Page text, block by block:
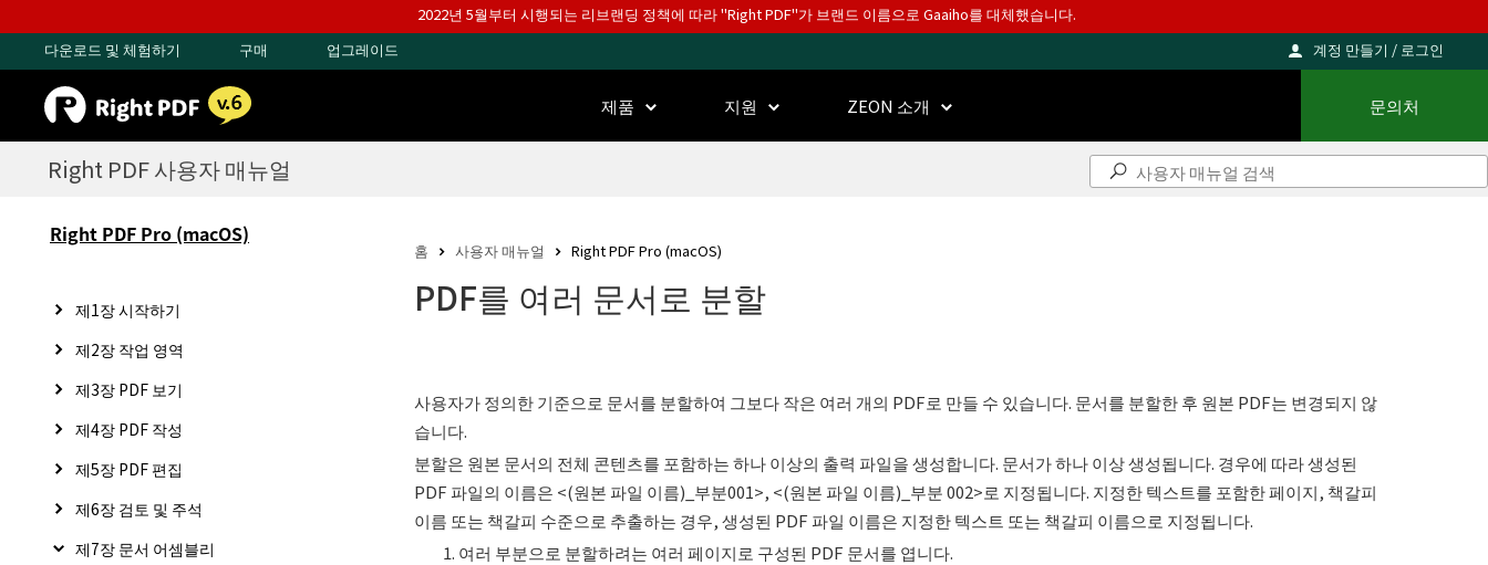
2022년 5월부터 시행되는 리브랜딩 정책에 따라 "Right PDF"가 브랜드 이름으로 Gaaiho를 대체했습니다.
다운로드 및 체험하기
구매 업그레이드 계정 만들기 / 로그인
제품 지원 ZEON 소개 문의처
Right PDF 사용자 매뉴얼
Right PDF Pro (macOS)
제1장 시작하기
제2장 작업 영역
제3장 PDF 보기
제4장 PDF 작성
제5장 PDF 편집
제6장 검토 및 주석
제7장 문서 어셈블리
홈 사용자 매뉴얼 Right PDF Pro (macOS)
PDF를 여러 문서로 분할
사용자가 정의한 기준으로 문서를 분할하여 그보다 작은 여러 개의 PDF로 만들 수 있습니다. 문서를 분할한 후 원본 PDF는 변경되지 않
습니다.
분할은 원본 문서의 전체 콘텐츠를 포함하는 하나 이상의 출력 파일을 생성합니다. 문서가 하나 이상 생성됩니다. 경우에 따라 생성된
PDF 파일의 이름은 <(원본 파일 이름)_부분001>, <(원본 파일 이름)_부분 002>로 지정됩니다. 지정한 텍스트를 포함한 페이지, 책갈피
이름 또는 책갈피 수준으로 추출하는 경우, 생성된 PDF 파일 이름은 지정한 텍스트 또는 책갈피 이름으로 지정됩니다.
여러 부분으로 분할하려는 여러 페이지로 구성된 PDF 문서를 엽니다.